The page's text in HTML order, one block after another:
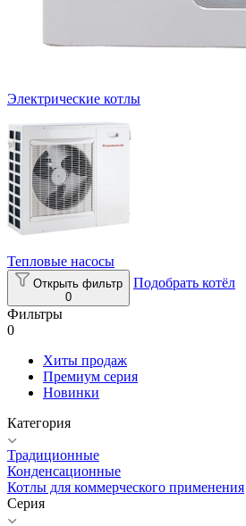
Электрические котлы
Тепловые насосы
Открыть фильтр
0
Подобрать котёл
Фильтры
0
Хиты продаж
Премиум серия
Новинки
Категория
Традиционные
Конденсационные
Котлы для коммерческого применения
Серия